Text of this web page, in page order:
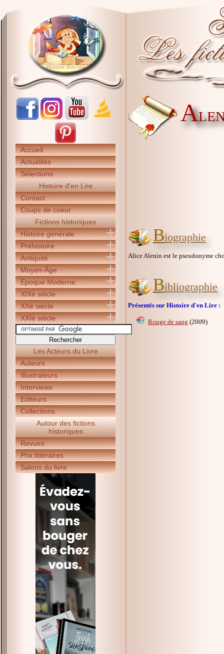
Accueil
Actualités
Sélections
Histoire d'en Lire
Contact
Coups de coeur
Fictions historiques
Histoire générale
Préhistoire
Antiquité
Moyen-Âge
Epoque Moderne
XIXè siècle
XXè siècle
XXIè siècle
Les Acteurs du Livre
Auteurs
Illustrateurs
Interviews
Editeurs
Collections
Autour des fictions
historiques
Revues
Prix littéraires
Salons du livre
A
Biographie
Alice Alenin est le pseudonyme
Bibliographie
Présentés sur Histoire d'en Lire :
Rouge de sang (2009)